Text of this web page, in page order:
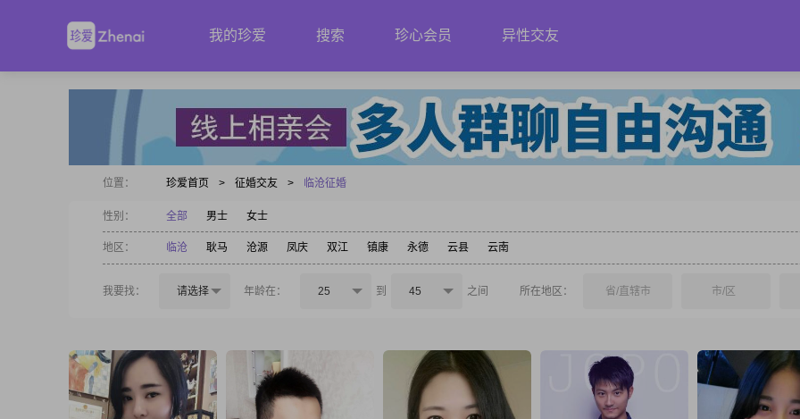
我的珍爱 搜索 珍心会员 异性交友
位置： 珍爱首页 > 征婚交友 > 临沧征婚
性别： 全部 男士 女士
地区： 临沧 耿马 沧源 凤庆 双江 镇康 永德 云县 云南
我要找： 请选择 年龄在： 25 到 45 之间 所在地区： 省/直辖市 市/区